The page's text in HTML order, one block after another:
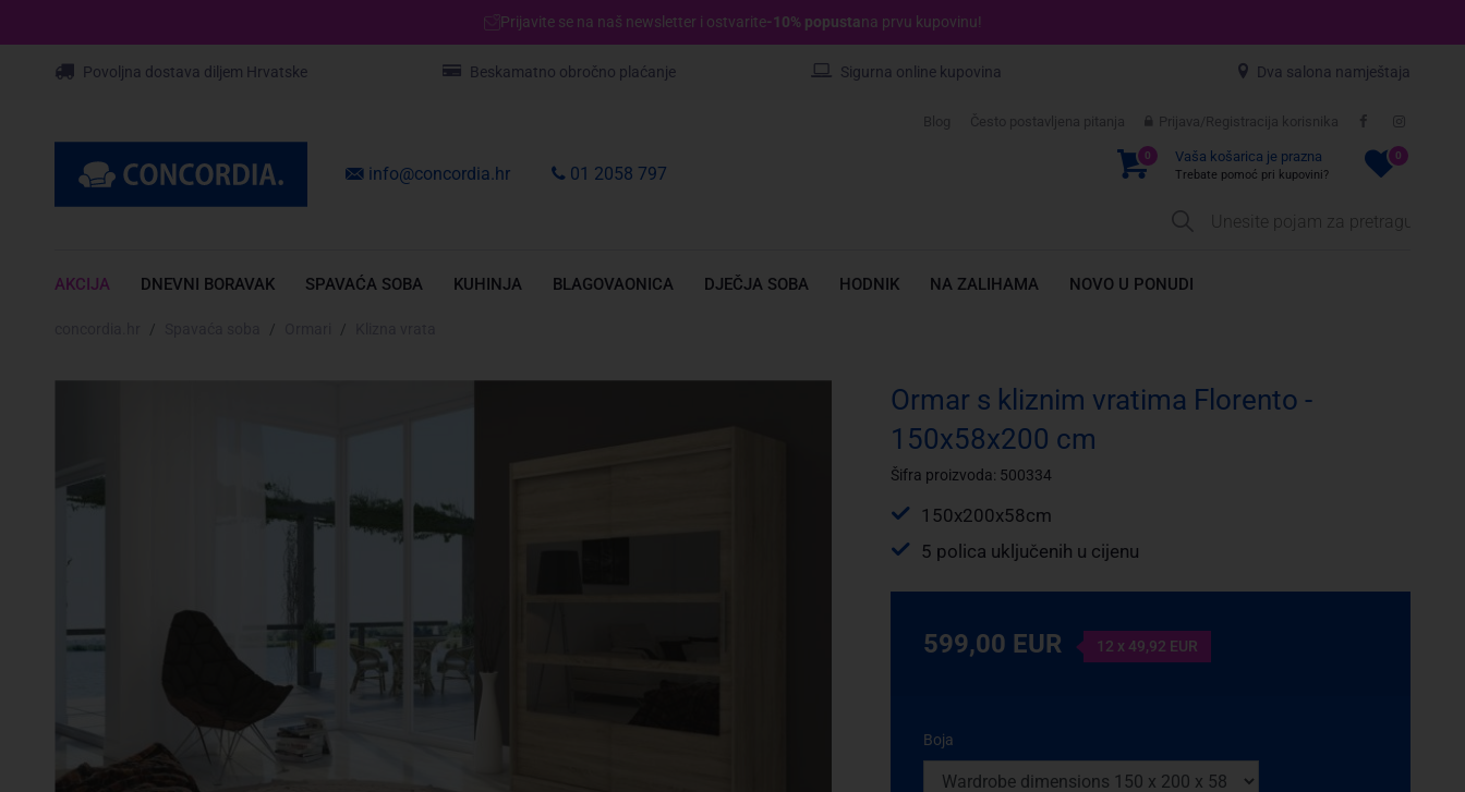
Prijavite se na naš newsletter i ostvarite-10% popustana prvu kupovinu!
Povoljna dostava diljem Hrvatske Beskamatno obročno plaćanje Sigurna online kupovina Dva salona namještaja
Blog Često postavljena pitanja Prijava/Registracija korisnika
0 Vaša košarica je prazna
Trebate pomoć pri kupovini?
0
info@concordia.hr 01 2058 797
AKCIJA DNEVNI BORAVAK SPAVAĆA SOBA KUHINJA BLAGOVAONICA DJEČJA SOBA HODNIK NA ZALIHAMA NOVO U PONUDI
Ormar s kliznim vratima Florento -
150x58x200 cm
Šifra proizvoda: 500334
150x200x58cm
5 polica uključenih u cijenu
599,00 EUR 12 x 49,92 EUR
Boja